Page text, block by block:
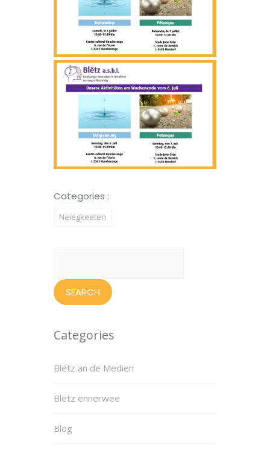
Categories :
Neiegkeeten
Categories
Blëtz an de Medien
Blëtz ënnerwee
Blog